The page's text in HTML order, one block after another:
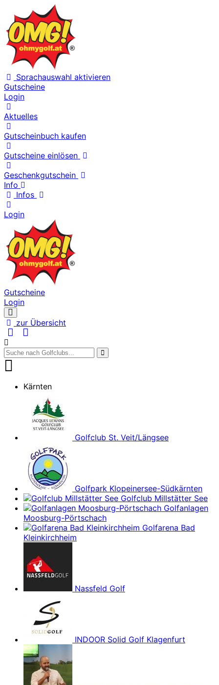
Sprachauswahl aktivieren
Gutscheine
Login
Aktuelles
Gutscheinbuch kaufen
Gutscheine einlösen
Geschenkgutschein
Info
Infos
Login
Gutscheine
Login
öffnenzur Übersicht
Kärnten
Golfclub St. Veit/Längsee
Golfpark Klopeinersee-Südkärnten
Golfclub Millstätter See
Golfanlagen
Moosburg-Pörtschach
Golfarena Bad
Kleinkirchheim
Nassfeld Golf
INDOOR Solid Golf Klagenfurt